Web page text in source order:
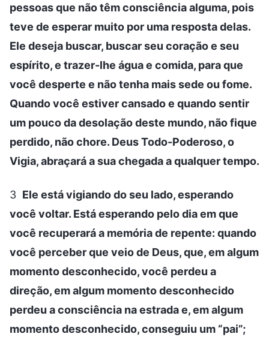
pessoas que não têm consciência alguma, pois
teve de esperar muito por uma resposta delas.
Ele deseja buscar, buscar seu coração e seu
espírito, e trazer-lhe água e comida, para que
você desperte e não tenha mais sede ou fome.
Quando você estiver cansado e quando sentir
um pouco da desolação deste mundo, não fique
perdido, não chore. Deus Todo-Poderoso, o
Vigia, abraçará a sua chegada a qualquer tempo.
3 Ele está vigiando do seu lado, esperando
você voltar. Está esperando pelo dia em que
você recuperará a memória de repente: quando
você perceber que veio de Deus, que, em algum
momento desconhecido, você perdeu a
direção, em algum momento desconhecido
perdeu a consciência na estrada e, em algum
momento desconhecido, conseguiu um “pai”;